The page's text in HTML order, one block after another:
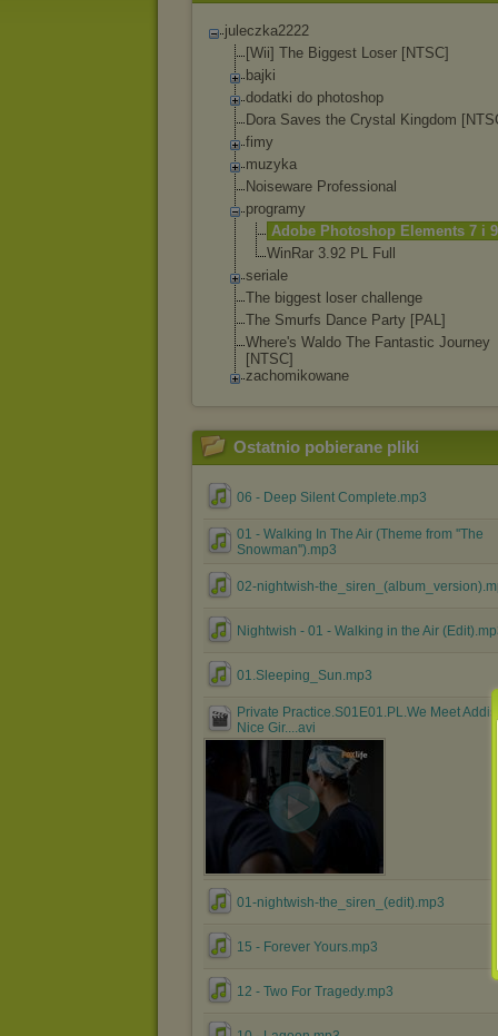
juleczka2222
[Wii] The Biggest Loser [NTSC]
bajki
dodatki do photoshop
Dora Saves the Crystal Kingdom
fimy
muzyka
Noiseware Professional
programy
Adobe Photoshop Elements 7 i 9
WinRar 3.92 PL Full
seriale
The biggest loser challenge
The Smurfs Dance Party [PAL]
Where's Waldo The Fantastic Journey
[NTSC]
zachomikowane
Ostatnio pobierane pliki
06 - Deep Silent Complete.mp3
01 - Walking In The Air (Theme from ''The
Snowman'').mp3
02-nightwish-
Nightwish - 01 - Walking in the Air
01.Sleeping_Sun.mp3
Private Practice.S01E01.PL.We Meet
Nice Gir....avi
01-nightwish-the_siren_(edit).mp3
15 - Forever Yours.mp3
12 - Two For Tragedy.mp3